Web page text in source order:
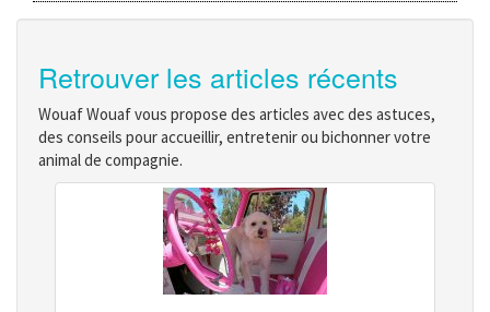
Retrouver les articles récents
Wouaf Wouaf vous propose des articles avec des astuces,
des conseils pour accueillir, entretenir ou bichonner votre
animal de compagnie.